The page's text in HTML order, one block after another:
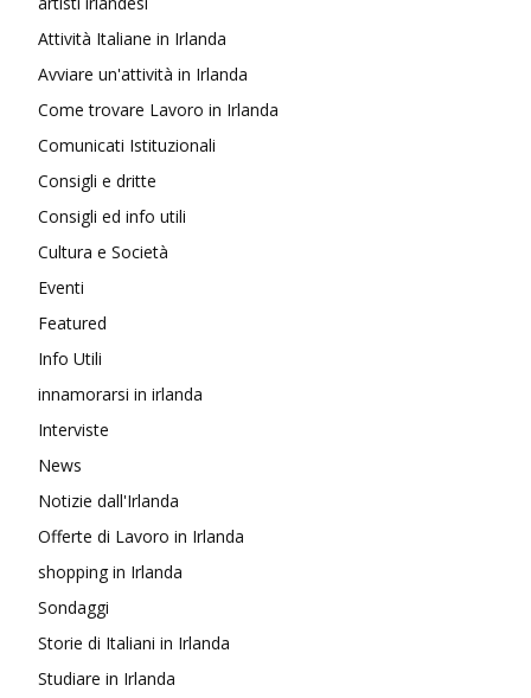
Attività Italiane in Irlanda
Avviare un'attività in Irlanda
Come trovare Lavoro in Irlanda
Comunicati Istituzionali
Consigli e dritte
Consigli ed info utili
Cultura e Società
Eventi
Featured
Info Utili
innamorarsi in irlanda
Interviste
News
Notizie dall'Irlanda
Offerte di Lavoro in Irlanda
shopping in Irlanda
Sondaggi
Storie di Italiani in Irlanda
Studiare in Irlanda